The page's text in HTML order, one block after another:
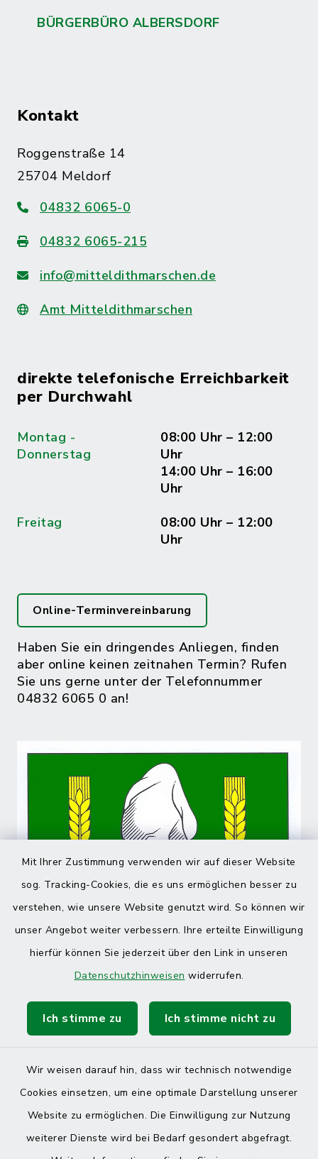
Mit Ihrer Zustimmung verwenden wir auf dieser Website
sog. Tracking-Cookies, die es uns ermöglichen besser zu
verstehen, wie unsere Website genutzt wird. So können wir
unser Angebot weiter verbessern. Ihre erteilte Einwilligung
hierfür können Sie jederzeit über den Link in unseren
Datenschutzhinweisen widerrufen.
Ich stimme zu Ich stimme nicht zu
Wir weisen darauf hin, dass wir technisch notwendige
Cookies einsetzen, um eine optimale Darstellung unserer
Website zu ermöglichen. Die Einwilligung zur Nutzung
weiterer Dienste wird bei Bedarf gesondert abgefragt.
BÜRGERBÜRO ALBERSDORF
Kontakt
Roggenstraße 14
25704 Meldorf
04832 6065-0
04832 6065-215
info@mitteldithmarschen.de
Amt Mitteldithmarschen
direkte telefonische Erreichbarkeit
per Durchwahl
Montag -
Donnerstag
08:00 Uhr – 12:00
Uhr
14:00 Uhr – 16:00
Uhr
Freitag
08:00 Uhr – 12:00
Uhr
Online-Terminvereinbarung
Haben Sie ein dringendes Anliegen, finden
aber online keinen zeitnahen Termin? Rufen
Sie uns gerne unter der Telefonnummer
04832 6065 0 an!